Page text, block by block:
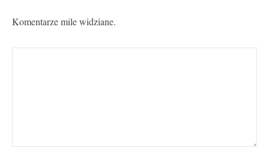
Komentarze mile widziane.